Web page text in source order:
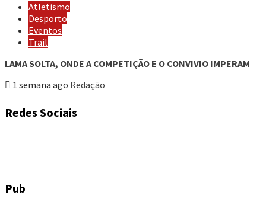
Atletismo
Desporto
Eventos
Trail
LAMA SOLTA, ONDE A COMPETIÇÃO E O CONVIVIO IMPERAM
1 semana ago Redação
Redes Sociais
Pub